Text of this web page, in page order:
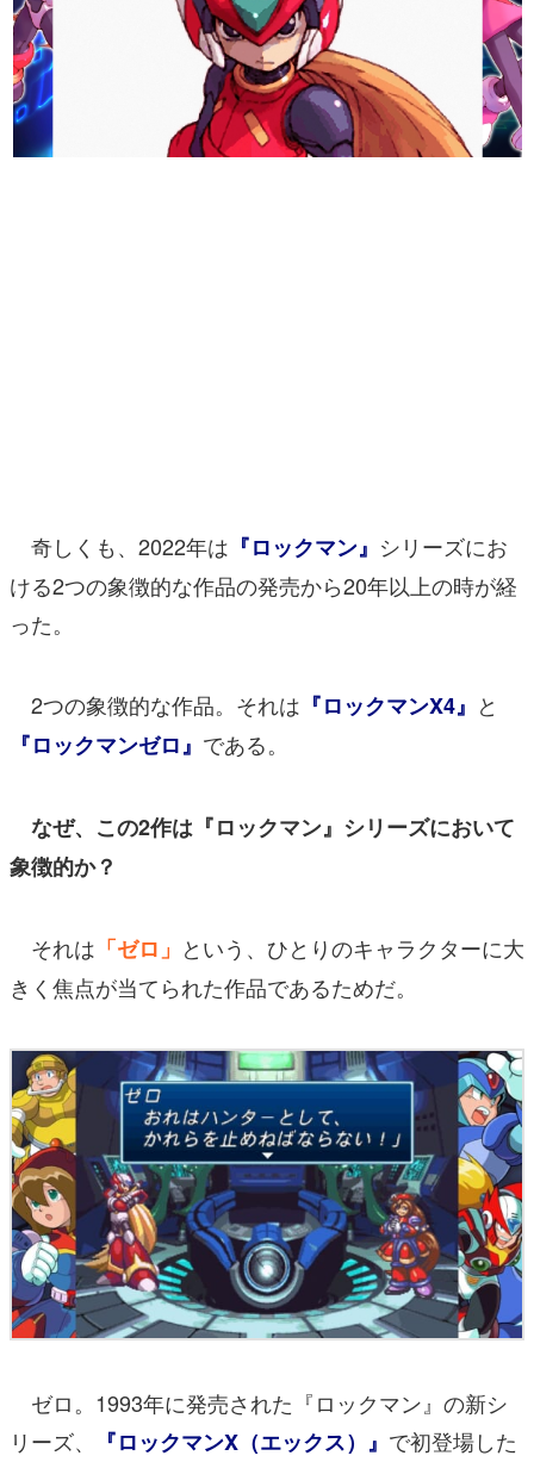
カテゴリ
特集記事
マンガ
奇しくも、2022年は 『ロックマン』 シリーズにお
ける2つの象徴的な作品の発売から20年以上の時が経
った。
2つの象徴的な作品。それは 『ロックマンX4』 と
『ロックマンゼロ』 である。
なぜ、この2作は『ロックマン』シリーズにおいて
象徴的か？
それは 「ゼロ」 という、ひとりのキャラクターに大
きく焦点が当てられた作品であるためだ。
ゼロ。1993年に発売された『ロックマン』の新シ
リーズ、
『ロックマンX（エックス）』 で初登場した